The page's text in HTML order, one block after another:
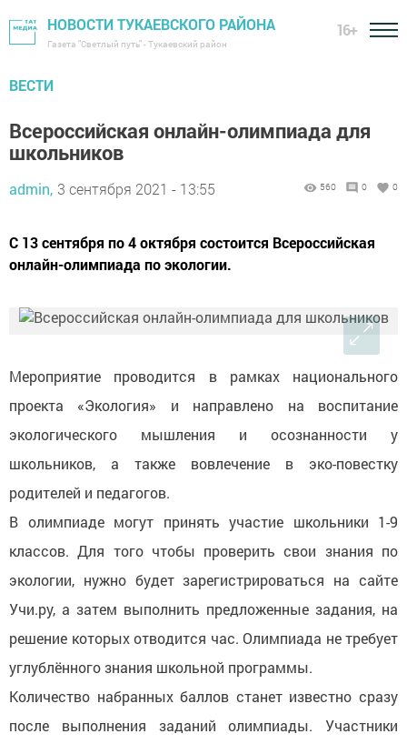
НОВОСТИ ТУКАЕВСКОГО РАЙОНА
Газета "Светлый путь" - Тукаевский район
16+
ВЕСТИ
Всероссийская онлайн-олимпиада для
школьников
admin, 3 сентября 2021 - 13:55 560 0 0
С 13 сентября по 4 октября состоится Всероссийская
онлайн-олимпиада по экологии.
Мероприятие проводится в рамках национального
проекта «Экология» и направлено на воспитание
экологического мышления и осознанности у
школьников, а также вовлечение в эко-повестку
родителей и педагогов.
В олимпиаде могут принять участие школьники 1-9
классов. Для того чтобы проверить свои знания по
экологии, нужно будет зарегистрироваться на сайте
Учи.ру, а затем выполнить предложенные задания, на
решение которых отводится час. Олимпиада не требует
углублённого знания школьной программы.
Количество набранных баллов станет известно сразу
после выполнения заданий олимпиады. Участники